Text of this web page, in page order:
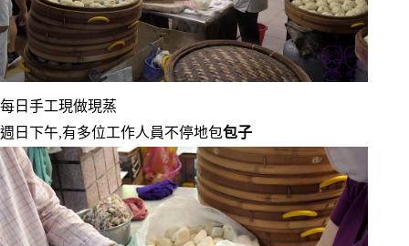
每日手工現做現蒸
週日下午,有多位工作人員不停地包包子